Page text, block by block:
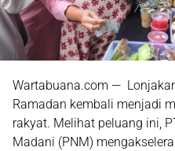
Wartabuana.com —
Ramadan kembali menjadi
rakyat. Melihat peluang ini,
Madani (PNM)